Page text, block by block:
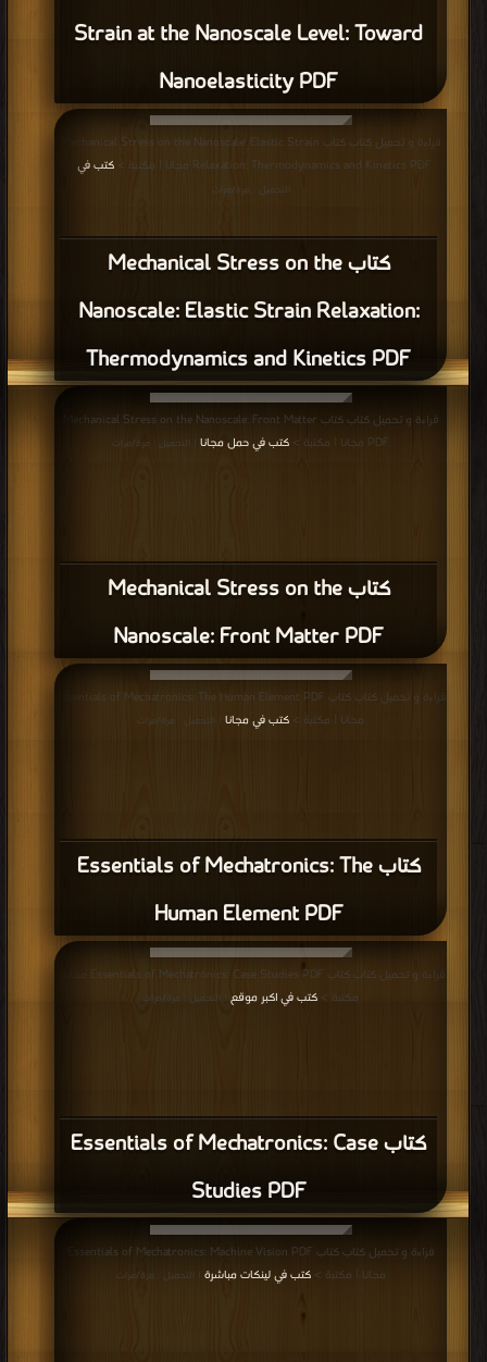
Strain at the Nanoscale Level: Toward
Nanoelasticity PDF
كتاب Mechanical Stress on the
Nanoscale: Elastic Strain Relaxation:
Thermodynamics and Kinetics PDF
قراءة و تحميل كتاب كتاب Mechanical Stress on the Nanoscale: Elastic Strain
Relaxation: Thermodynamics and Kinetics PDF مجانا | مكتبة >
كتب في
التحميل : مرة/مرات
كتاب Mechanical Stress on the
Nanoscale: Front Matter PDF
قراءة و تحميل كتاب كتاب Mechanical Stress on the Nanoscale: Front Matter
PDF مجانا | مكتبة >
كتب في حمل مجانا | التحميل : مرة/مرات
كتاب Essentials of Mechatronics: The
Human Element PDF
قراءة و تحميل كتاب كتاب Essentials of Mechatronics: The Human Element PDF
مجانا | مكتبة > كتب في مجانا | التحميل : مرة/مرات
كتاب Essentials of Mechatronics: Case
Studies PDF
قراءة و تحميل كتاب كتاب Essentials of Mechatronics: Case Studies PDF مجانا |
مكتبة > كتب في اكبر موقع | التحميل : مرة/مرات
قراءة و تحميل كتاب كتاب Essentials of Mechatronics: Machine Vision PDF
مجانا | مكتبة >كتب في لينكات مباشرة | التحميل : مرة/مرات